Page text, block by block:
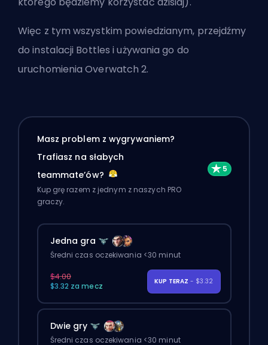
Więc z tym wszystkim powiedzianym, przejdźmy
do instalacji Bottles i używania go do
uruchomienia Overwatch 2.
Masz problem z wygrywaniem?
Trafiasz na słabych
teammate’ów?
Kup grę razem z jednym z naszych PRO
graczy.
Jedna gra
Średni czas oczekiwania <30 minut
$4.00
$3.32 za mecz
KUP TERAZ - $3.32
Dwie gry
Średni czas oczekiwania <30 minut